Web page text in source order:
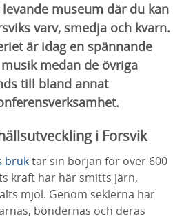
museum där du kan
varv, smedja och kvarn.
är idag en spännande
medan de övriga
till bland annat
i Forsvik
bruktar sin början för över 600
kraft har här smitts järn,
mjöl. Genom seklerna har
böndernas och deras